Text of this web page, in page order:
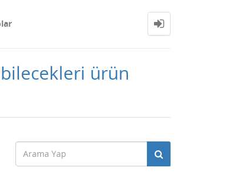
ürün